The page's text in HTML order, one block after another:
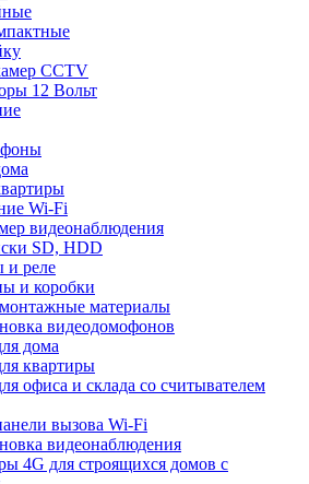
CCTV
12 Вольт
Wi-Fi
видеонаблюдения
SD, HDD
и реле
и коробки
материалы
видеодомофонов
дома
квартиры
офиса и склада со считывателем
вызова Wi-Fi
видеонаблюдения
4G для строящихся домов с